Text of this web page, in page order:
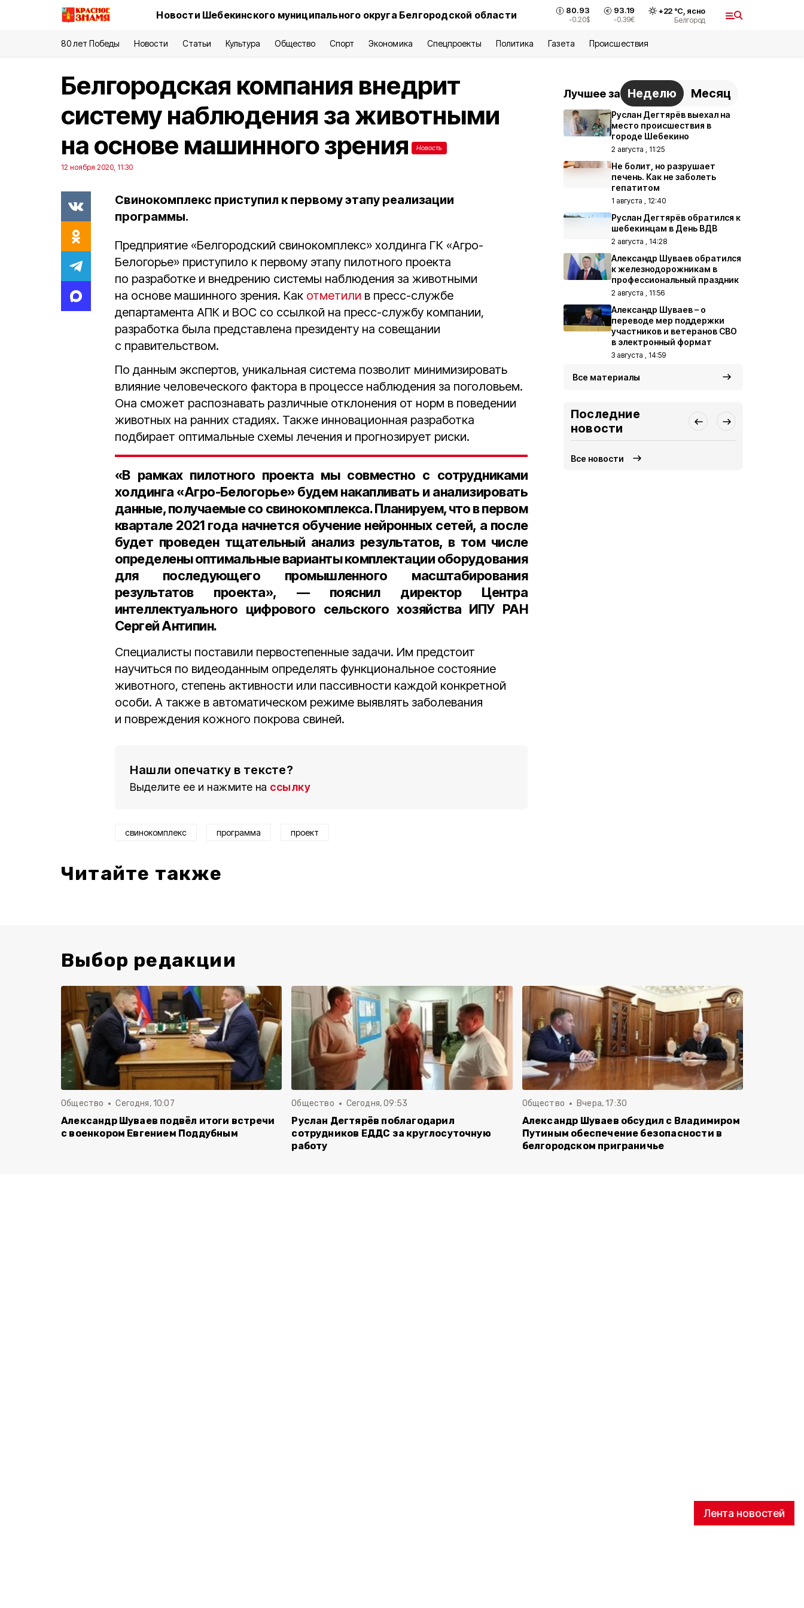
Новости Шебекинского муниципального округа Белгородской области 80.93
-0.20$
93.19
-0.39€
+22°С, ясно
Белгород
80 лет Победы Новости Статьи Культура Общество Спорт Экономика Спецпроекты Политика Газета Происшествия
Лента новостей
Белгородская компания внедрит
систему наблюдения за животными
на основе машинного зрения
Новость
12 ноября 2020, 11:30
Свинокомплекс приступил к первому этапу реализации
программы.
Предприятие «Белгородский свинокомплекс» холдинга ГК «Агро-
Белогорье» приступило к первому этапу пилотного проекта
по разработке и внедрению системы наблюдения за животными
на основе машинного зрения. Как отметили в пресс-службе
департамента АПК и ВОС со ссылкой на пресс-службу компании,
разработка была представлена президенту на совещании
с правительством.
По данным экспертов, уникальная система позволит минимизировать
влияние человеческого фактора в процессе наблюдения за поголовьем.
Она сможет распознавать различные отклонения от норм в поведении
животных на ранних стадиях. Также инновационная разработка
подбирает оптимальные схемы лечения и прогнозирует риски.
«В рамках пилотного проекта мы совместно с сотрудниками
холдинга «Агро-Белогорье» будем накапливать и анализировать
данные, получаемые со свинокомплекса. Планируем, что в первом
квартале 2021 года начнется обучение нейронных сетей, а после
будет проведен тщательный анализ результатов, в том числе
определены оптимальные варианты комплектации оборудования
для последующего промышленного масштабирования
результатов проекта», — пояснил директор Центра
интеллектуального цифрового сельского хозяйства ИПУ РАН
Сергей Антипин.
Специалисты поставили первостепенные задачи. Им предстоит
научиться по видеоданным определять функциональное состояние
животного, степень активности или пассивности каждой конкретной
особи. А также в автоматическом режиме выявлять заболевания
и повреждения кожного покрова свиней.
Нашли опечатку в тексте?
Выделите ее и нажмите на ссылку
свинокомплекс программа проект
Читайте также
Лучшее за Неделю Месяц
Руслан Дегтярёв выехал на
место происшествия в
городе Шебекино
2 августа , 11:25
Не болит, но разрушает
печень. Как не заболеть
гепатитом
1 августа , 12:40
Руслан Дегтярёв обратился к
шебекинцам в День ВДВ
2 августа , 14:28
Александр Шуваев обратился
к железнодорожникам в
профессиональный праздник
2 августа , 11:56
Александр Шуваев – о
переводе мер поддержки
участников и ветеранов СВО
в электронный формат
3 августа , 14:59
Все материалы
Последние
новости
Все новости
Выбор редакции
Общество Сегодня, 10:07
Александр Шуваев подвёл итоги встречи
с военкором Евгением Поддубным
Общество Сегодня, 09:53
Руслан Дегтярёв поблагодарил
сотрудников ЕДДС за круглосуточную
работу
Общество Вчера, 17:30
Александр Шуваев обсудил с Владимиром
Путиным обеспечение безопасности в
белгородском приграничье